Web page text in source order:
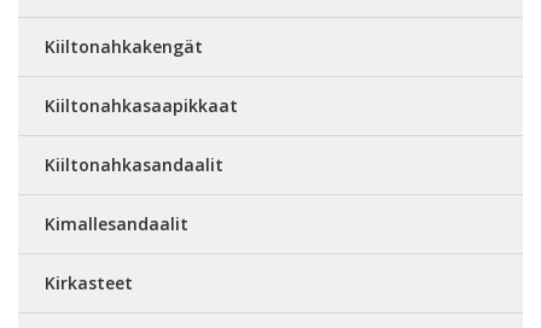
Kiiltonahkakengät
Kiiltonahkasaapikkaat
Kiiltonahkasandaalit
Kimallesandaalit
Kirkasteet